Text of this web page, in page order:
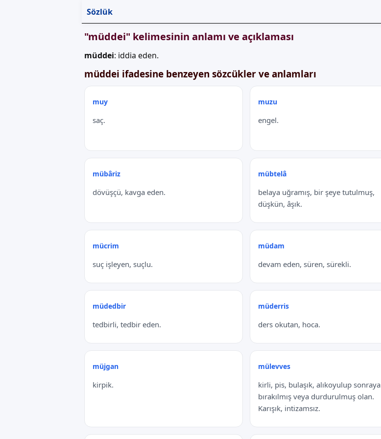
Sözlük
"müddei" kelimesinin anlamı ve açıklaması
müddei: iddia eden.
müddei ifadesine benzeyen sözcükler ve anlamları
muy
saç.
muzu
engel.
mübâriz
dövüşçü, kavga eden.
mübtelâ
belaya uğramış, bir şeye tutulmuş,
düşkün, âşık.
mücrim
suç işleyen, suçlu.
müdam
devam eden, süren, sürekli.
müdedbir
tedbirli, tedbir eden.
müderris
ders okutan, hoca.
müjgan
kirpik.
mülevves
kirli, pis, bulaşık, alıkoyulup sonraya
bırakılmış veya durdurulmuş olan.
Karışık, intizamsız.